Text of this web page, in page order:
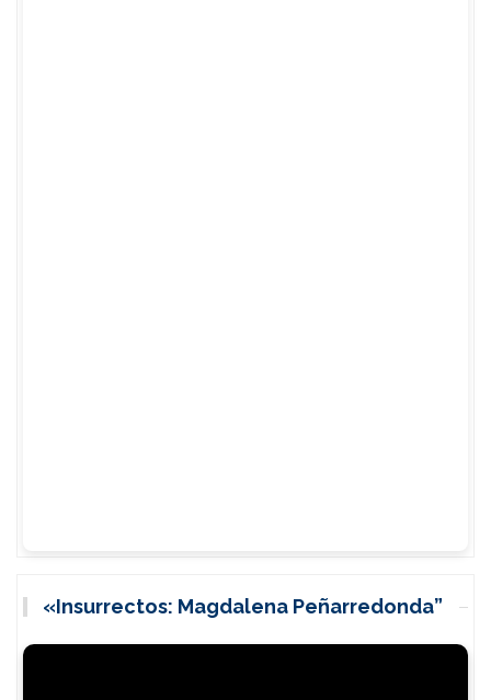
«Insurrectos: Magdalena Peñarredonda”